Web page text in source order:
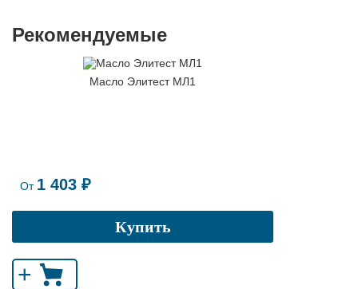
Рекомендуемые
Масло Элитест МЛ1
От 1 403 ₽
Купить
+